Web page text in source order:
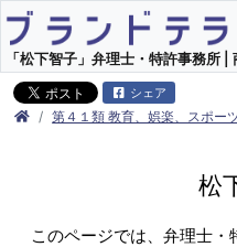
「松下智子」弁理士・特許事務所
シェア
第４１類 教育、娯楽、スポー
松
このページでは、弁理士